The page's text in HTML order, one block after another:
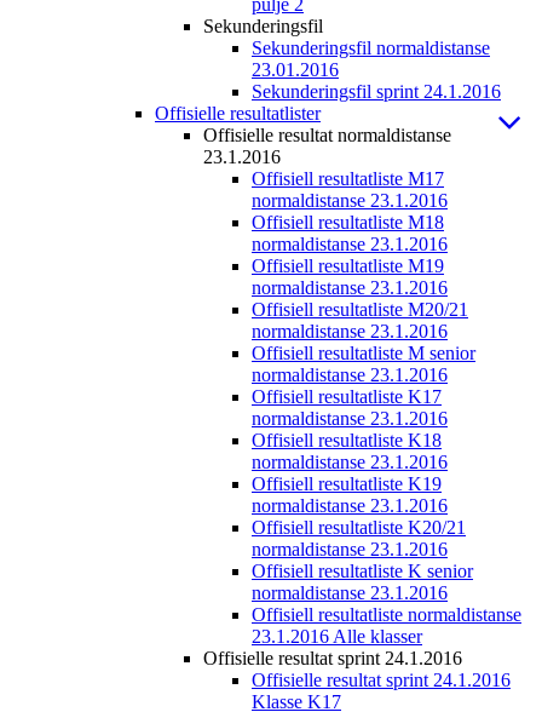
pulje 2
Sekunderingsfil
Sekunderingsfil normaldistanse
23.01.2016
Sekunderingsfil sprint 24.1.2016
Offisielle resultatlister
Offisielle resultat normaldistanse
23.1.2016
Offisiell resultatliste M17
normaldistanse 23.1.2016
Offisiell resultatliste M18
normaldistanse 23.1.2016
Offisiell resultatliste M19
normaldistanse 23.1.2016
Offisiell resultatliste M20/21
normaldistanse 23.1.2016
Offisiell resultatliste M senior
normaldistanse 23.1.2016
Offisiell resultatliste K17
normaldistanse 23.1.2016
Offisiell resultatliste K18
normaldistanse 23.1.2016
Offisiell resultatliste K19
normaldistanse 23.1.2016
Offisiell resultatliste K20/21
normaldistanse 23.1.2016
Offisiell resultatliste K senior
normaldistanse 23.1.2016
Offisiell resultatliste normaldistanse
23.1.2016 Alle klasser
Offisielle resultat sprint 24.1.2016
Offisielle resultat sprint 24.1.2016
Klasse K17